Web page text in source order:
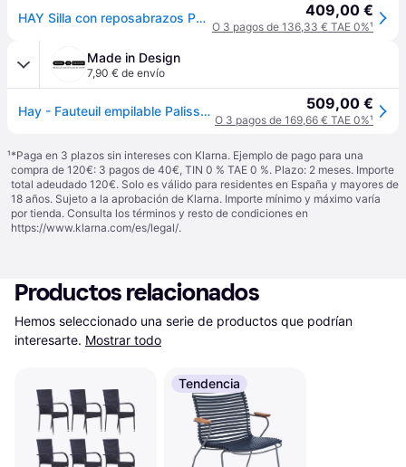
HAY Silla con reposabrazos Palissade Dining Sky grey 409,00 €
O 3 pagos de 136,33 € TAE 0%¹
Made in Design
7,90 € de envío
Hay - Fauteuil empilable Palissade - Gris - Peinture époxy - Designer Ronan & Erwan Bouroullec 509,00 €
O 3 pagos de 169,66 € TAE 0%¹
¹*Paga en 3 plazos sin intereses con Klarna. Ejemplo de pago para una
compra de 120€: 3 pagos de 40€, TIN 0 % TAE 0 %. Plazo: 2 meses. Importe
total adeudado 120€. Solo es válido para residentes en España y mayores de
18 años. Sujeto a la aprobación de Klarna. Importe mínimo y máximo varía
por tienda. Consulta los términos y resto de condiciones en
https://www.klarna.com/es/legal/.
Productos relacionados
Hemos seleccionado una serie de productos que podrían
interesarte. Mostrar todo
Tendencia